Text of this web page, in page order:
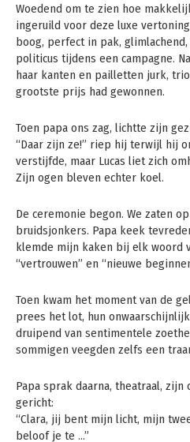
Woedend om te zien hoe
ingeruild voor deze luxe
boog, perfect in pak,
politicus tijdens een campagne.
haar kanten en pailletten jurk,
grootste prijs had gewonnen.
Toen papa ons zag, lichtte zijn
“Daar zijn ze!” riep hij terwijl hij
verstijfde, maar Lucas liet zich
Zijn ogen bleven echter koel.
De ceremonie begon. We zaten
bruidsjonkers. Papa keek
klemde mijn kaken bij elk woord
“vertrouwen” en “nieuwe
Toen kwam het moment van de
prees het lot, hun
druipend van sentimentele
sommigen veegden zelfs een
Papa sprak daarna, theatraal,
gericht:
“Clara, jij bent mijn licht, mijn
beloof je te …”